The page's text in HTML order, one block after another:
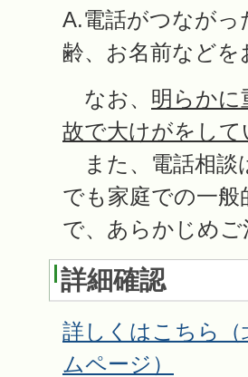
A.電話がつなが
齢、お名前など
なお、 明らかに
故で大けがをし
また、電話相談
でも家庭での一
で、あらかじめ
詳細確認
詳しくはこちら（
ムページ）